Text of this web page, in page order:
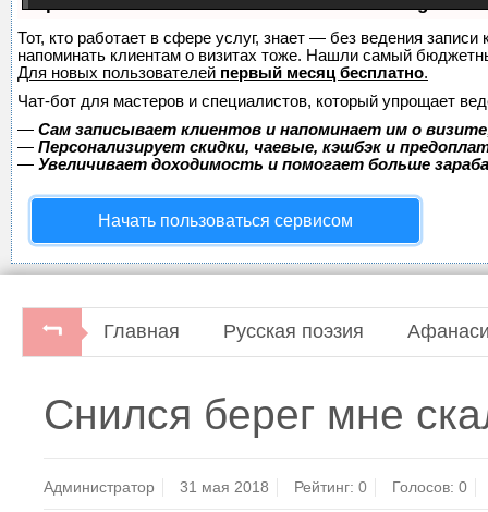
Тот, кто работает в сфере услуг, знает — без ведения
напоминать клиентам о визитах тоже. Нашли самый
Для новых пользователей первый месяц бесплатно.
Чат-бот для мастеров и специалистов, который упрощает
— Сам записывает клиентов и напоминает им о
— Персонализирует скидки, чаевые, кэшбэк и
— Увеличивает доходимость и помогает больше
Начать пользоваться сервисом
Главная Русская поэзия
"Центр-100", 1996.
Снился берег мне
Администратор 31 мая 2018 Рейтинг:0 Голосов: 0